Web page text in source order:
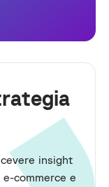
insight
commerce e